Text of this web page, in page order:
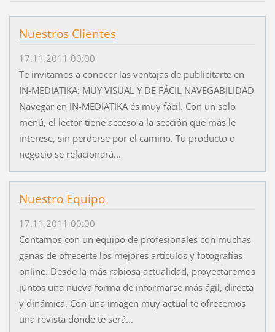
Nuestros Clientes
17.11.2011 00:00
Te invitamos a conocer las ventajas de publicitarte en
IN-MEDIATIKA: MUY VISUAL Y DE FÁCIL NAVEGABILIDAD
Navegar en IN-MEDIATIKA és muy fácil. Con un solo
menú, el lector tiene acceso a la sección que más le
interese, sin perderse por el camino. Tu producto o
negocio se relacionará...
Nuestro Equipo
17.11.2011 00:00
Contamos con un equipo de profesionales con muchas
ganas de ofrecerte los mejores artículos y fotografías
online. Desde la más rabiosa actualidad, proyectaremos
juntos una nueva forma de informarse más ágil, directa
y dinámica. Con una imagen muy actual te ofrecemos
una revista donde te será...